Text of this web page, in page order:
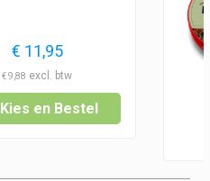
€ 11,95
€9,88
Kies en Bestel